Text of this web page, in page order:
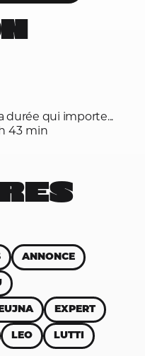
durée qui importe...
43 min
ANNONCE
EXPERT
LEO LUTTI